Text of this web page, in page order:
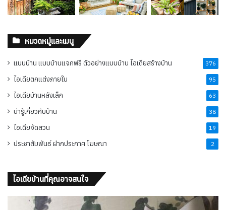
หมวดหมู่และเมนู
แบบบ้าน แบบบ้านแจกฟรี ตัวอย่างแบบบ้าน ไอเดียสร้างบ้าน 376
ไอเดียตกแต่งภายใน 95
ไอเดียบ้านหลังเล็ก 63
น่ารู้เกี่ยวกับบ้าน 38
ไอเดียจัดสวน 19
ประชาสัมพันธ์ ฝากประกาศ โฆษณา 2
ไอเดียบ้านที่คุณอาจสนใจ